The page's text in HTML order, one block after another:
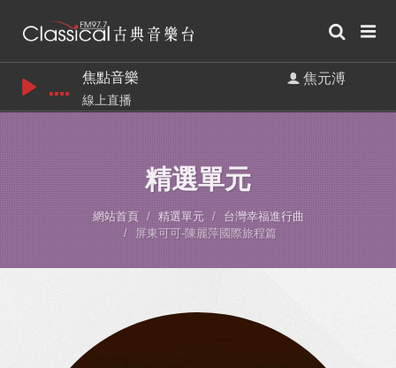
焦點音樂 焦元溥
線上直播